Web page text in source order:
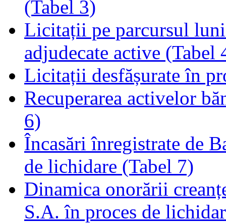
(Tabel 3)
Licitații pe parcursul
adjudecate active (Tabel
Licitații desfășurate în
Recuperarea activelor
6)
Încasări înregistrate de
de lichidare (Tabel 7)
Dinamica onorării
S.A. în proces de